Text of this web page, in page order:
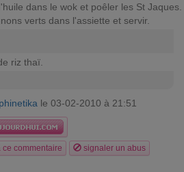
dans le wok et poêler les St Jaques.
verts dans l'assiette et servir.
riz thaï.
le 03-02-2010 à 21:51
ce commentaire signaler un abus